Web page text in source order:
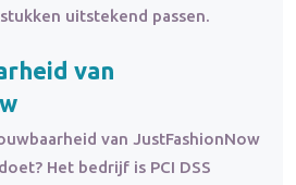
uitstekend passen.
van
van JustFashionNow
Het bedrijf is PCI DSS